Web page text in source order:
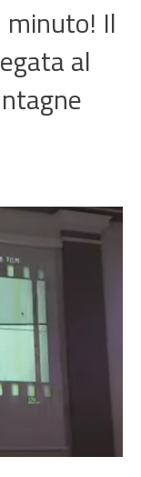
minuto! Il
al